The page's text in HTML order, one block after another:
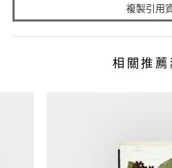
複製引用
相關推薦